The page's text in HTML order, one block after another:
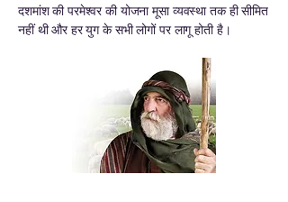
दशमांश की परमेश्वर की योजना मूसा व्यवस्था तक ही सीमित
नहीं थी और हर युग के सभी लोगों पर लागू होती है।